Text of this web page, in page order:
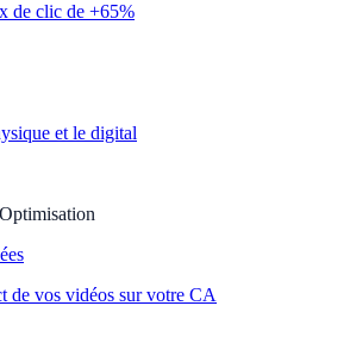
de clic de +65%
et le digital
de vos vidéos sur votre CA